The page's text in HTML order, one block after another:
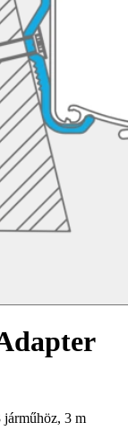
járműhöz, 3 m